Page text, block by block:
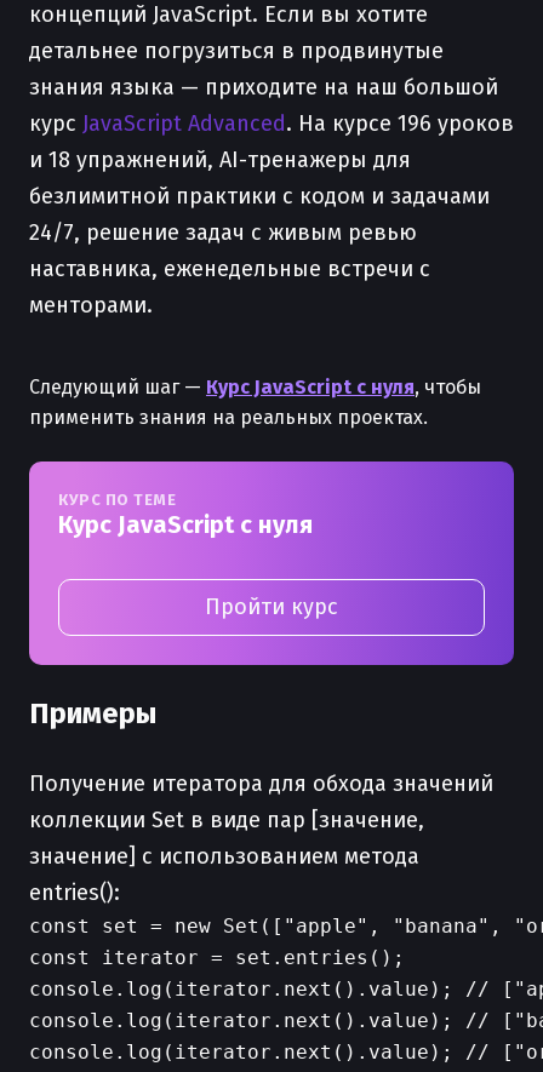
концепций JavaScript. Если вы хотите
детальнее погрузиться в продвинутые
знания языка — приходите на наш большой
курс JavaScript Advanced. На курсе 196 уроков
и 18 упражнений, AI-тренажеры для
безлимитной практики с кодом и задачами
24/7, решение задач с живым ревью
наставника, еженедельные встречи с
менторами.
Следующий шаг — Курс JavaScript с нуля, чтобы
применить знания на реальных проектах.
КУРС ПО ТЕМЕ
Курс JavaScript с нуля
Пройти курс
Примеры
Получение итератора для обхода значений
коллекции Set в виде пар [значение,
значение] с использованием метода
entries():
const set = new Set(["apple", "banana",
const iterator = set.entries();
console.log(iterator.next().value); //
console.log(iterator.next().value); //